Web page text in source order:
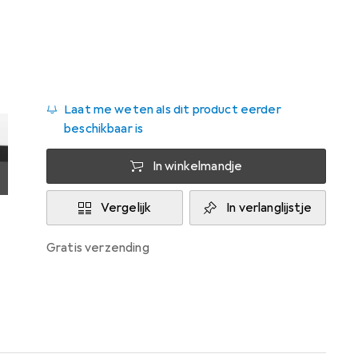
Laat me weten als dit product eerder
beschikbaar is
In winkelmandje
Vergelijk In verlanglijstje
gratis verzending